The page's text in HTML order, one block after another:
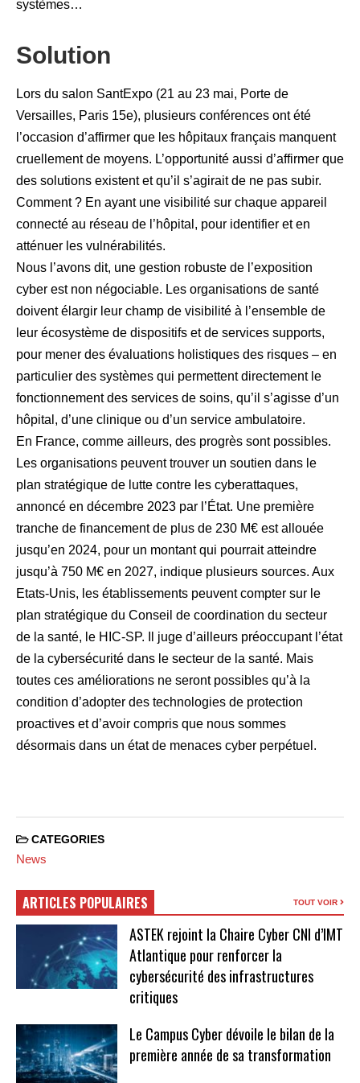
systèmes…
Solution
Lors du salon SantExpo (21 au 23 mai, Porte de
Versailles, Paris 15e), plusieurs conférences ont été
l’occasion d’affirmer que les hôpitaux français manquent
cruellement de moyens. L’opportunité aussi d’affirmer que
des solutions existent et qu’il s’agirait de ne pas subir.
Comment ? En ayant une visibilité sur chaque appareil
connecté au réseau de l’hôpital, pour identifier et en
atténuer les vulnérabilités.
Nous l’avons dit, une gestion robuste de l’exposition
cyber est non négociable. Les organisations de santé
doivent élargir leur champ de visibilité à l’ensemble de
leur écosystème de dispositifs et de services supports,
pour mener des évaluations holistiques des risques – en
particulier des systèmes qui permettent directement le
fonctionnement des services de soins, qu’il s’agisse d’un
hôpital, d’une clinique ou d’un service ambulatoire.
En France, comme ailleurs, des progrès sont possibles.
Les organisations peuvent trouver un soutien dans le
plan stratégique de lutte contre les cyberattaques,
annoncé en décembre 2023 par l’État. Une première
tranche de financement de plus de 230 M€ est allouée
jusqu’en 2024, pour un montant qui pourrait atteindre
jusqu’à 750 M€ en 2027, indique plusieurs sources. Aux
Etats-Unis, les établissements peuvent compter sur le
plan stratégique du Conseil de coordination du secteur
de la santé, le HIC-SP. Il juge d’ailleurs préoccupant l’état
de la cybersécurité dans le secteur de la santé. Mais
toutes ces améliorations ne seront possibles qu’à la
condition d’adopter des technologies de protection
proactives et d’avoir compris que nous sommes
désormais dans un état de menaces cyber perpétuel.
CATEGORIES
News
ARTICLES POPULAIRES TOUT VOIR
ASTEK rejoint la Chaire Cyber CNI d’IMT
Atlantique pour renforcer la
cybersécurité des infrastructures
critiques
Le Campus Cyber dévoile le bilan de la
première année de sa transformation